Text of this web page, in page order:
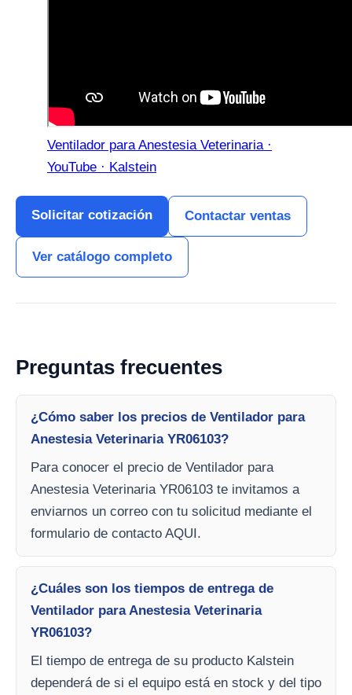
Ventilador para Anestesia Veterinaria ·
YouTube · Kalstein
Solicitar cotización Contactar ventas
Ver catálogo completo
Preguntas frecuentes
¿Cómo saber los precios de Ventilador para
Anestesia Veterinaria YR06103?
Para conocer el precio de Ventilador para
Anestesia Veterinaria YR06103 te invitamos a
enviarnos un correo con tu solicitud mediante el
formulario de contacto AQUI.
¿Cuáles son los tiempos de entrega de
Ventilador para Anestesia Veterinaria
YR06103?
El tiempo de entrega de su producto Kalstein
dependerá de si el equipo está en stock y del tipo